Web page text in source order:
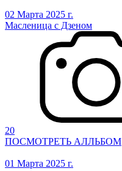
02 Марта 2025 г.
Масленица с Дзеном
20
ПОСМОТРЕТЬ АЛЛЬБОМ
01 Марта 2025 г.